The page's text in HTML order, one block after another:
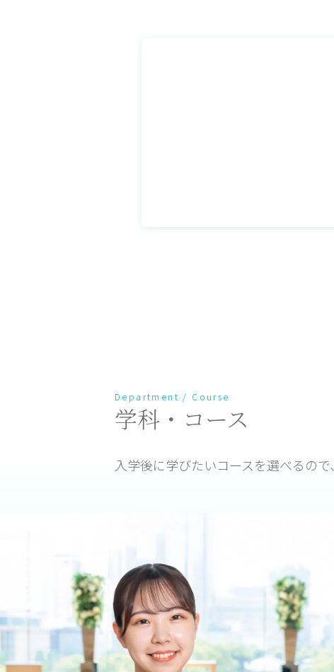
Department / Course
学科・コース
入学後に学びたいコースを選べるので、